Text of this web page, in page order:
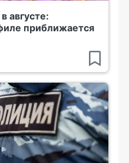
августе:
приближается